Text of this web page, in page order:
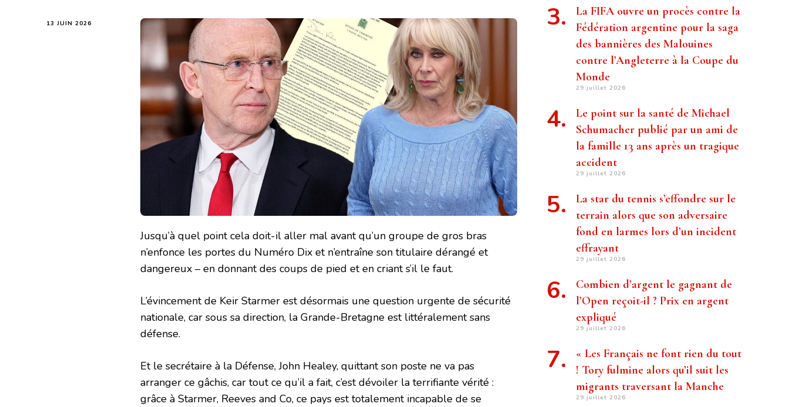
13 JUIN 2026
Jusqu’à quel point cela doit-il aller mal avant qu’un groupe de gros bras
n’enfonce les portes du Numéro Dix et n’entraîne son titulaire dérangé et
dangereux – en donnant des coups de pied et en criant s’il le faut.
L’évincement de Keir Starmer est désormais une question urgente de sécurité
nationale, car sous sa direction, la Grande-Bretagne est littéralement sans
défense.
Et le secrétaire à la Défense, John Healey, quittant son poste ne va pas
arranger ce gâchis, car tout ce qu’il a fait, c’est dévoiler la terrifiante vérité :
grâce à Starmer, Reeves and Co, ce pays est totalement incapable de se
La FIFA ouvre un procès contre la
Fédération argentine pour la saga
des bannières des Malouines
contre l’Angleterre à la Coupe du
Monde
29 juillet 2026
Le point sur la santé de Michael
Schumacher publié par un ami de
la famille 13 ans après un tragique
accident
29 juillet 2026
La star du tennis s’effondre sur le
terrain alors que son adversaire
fond en larmes lors d’un incident
effrayant
29 juillet 2026
Combien d’argent le gagnant de
l’Open reçoit-il ? Prix ​​en argent
expliqué
29 juillet 2026
« Les Français ne font rien du tout
! Tory fulmine alors qu’il suit les
migrants traversant la Manche
29 juillet 2026